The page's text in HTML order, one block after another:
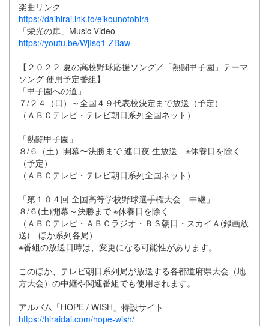
楽曲リンク
https://daihirai.lnk.to/eikounotobira
「栄光の扉」Music Video
https://youtu.be/WjIsq1-ZBaw
【２０２２ 夏の高校野球応援ソング／「熱闘甲子園」テーマ
ソング 使用予定番組】
「甲子園への道」
７/２４（日）～全国４９代表校決定まで放送（予定）
（ＡＢＣテレビ・テレビ朝日系列全国ネット）
「熱闘甲子園」
８/６（土）開幕〜決勝まで 連日夜 生放送 ※休養日を除く
（予定）
（ＡＢＣテレビ・テレビ朝日系列全国ネット）
「第１０４回 全国高等学校野球選手権大会 中継」
８/６(土)開幕～決勝まで ※休養日を除く
（ＡＢＣテレビ・ＡＢＣラジオ・ＢＳ朝日・スカイＡ(録画放
送) ほか系列各局）
※番組の放送日時は、変更になる可能性があります。
このほか、テレビ朝日系列局が放送する各都道府県大会（地
方大会）の中継や関連番組でも使用されます。
アルバム「HOPE / WISH」特設サイト
https://hiraidai.com/hope-wish/